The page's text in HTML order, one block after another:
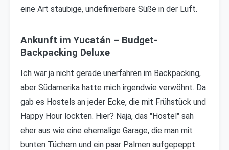
eine Art staubige, undefinierbare Süße in der Luft.
Ankunft im Yucatán – Budget-
Backpacking Deluxe
Ich war ja nicht gerade unerfahren im Backpacking,
aber Südamerika hatte mich irgendwie verwöhnt. Da
gab es Hostels an jeder Ecke, die mit Frühstück und
Happy Hour lockten. Hier? Naja, das "Hostel" sah
eher aus wie eine ehemalige Garage, die man mit
bunten Tüchern und ein paar Palmen aufgepeppt